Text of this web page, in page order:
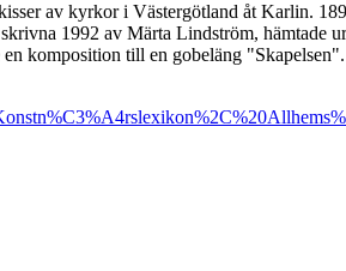
av kyrkor i Västergötland åt Karlin.
1992 av Märta Lindström, hämtade
komposition till en gobeläng "Skapelsen".